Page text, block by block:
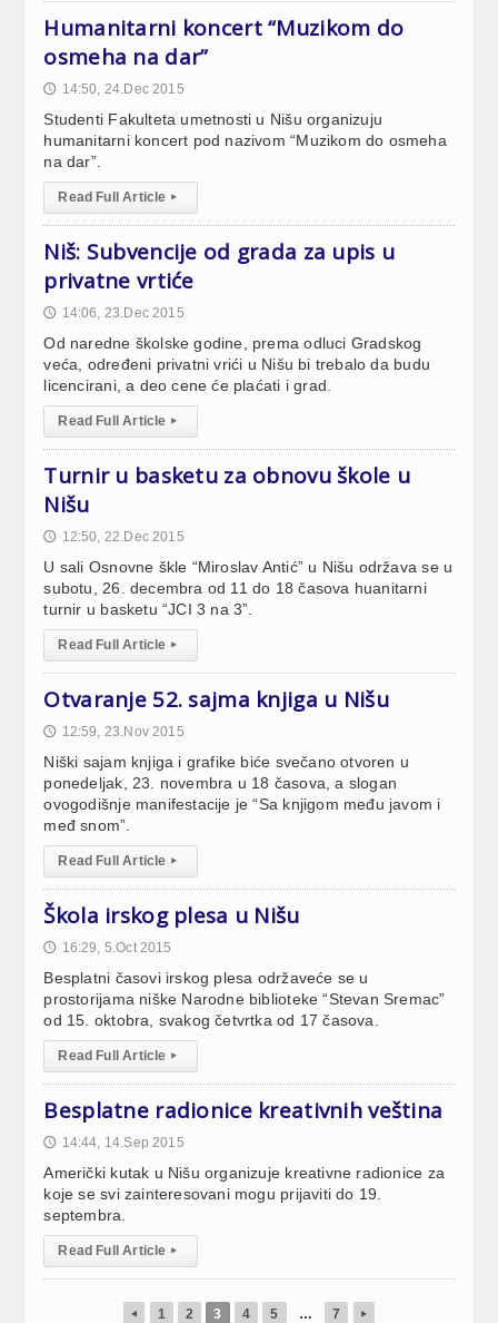
Humanitarni koncert “Muzikom do
osmeha na dar”
🕔 14:50, 24.Dec 2015
Studenti Fakulteta umetnosti u Nišu organizuju
humanitarni koncert pod nazivom “Muzikom do osmeha
na dar”.
Read Full Article ▸
Niš: Subvencije od grada za upis u
privatne vrtiće
🕔 14:06, 23.Dec 2015
Od naredne školske godine, prema odluci Gradskog
veća, određeni privatni vrići u Nišu bi trebalo da budu
licencirani, a deo cene će plaćati i grad.
Read Full Article ▸
Turnir u basketu za obnovu škole u
Nišu
🕔 12:50, 22.Dec 2015
U sali Osnovne škle “Miroslav Antić” u Nišu održava se u
subotu, 26. decembra od 11 do 18 časova huanitarni
turnir u basketu “JCI 3 na 3”.
Read Full Article ▸
Otvaranje 52. sajma knjiga u Nišu
🕔 12:59, 23.Nov 2015
Niški sajam knjiga i grafike biće svečano otvoren u
ponedeljak, 23. novembra u 18 časova, a slogan
ovogodišnje manifestacije je “Sa knjigom među javom i
međ snom”.
Read Full Article ▸
Škola irskog plesa u Nišu
🕔 16:29, 5.Oct 2015
Besplatni časovi irskog plesa održaveće se u
prostorijama niške Narodne biblioteke “Stevan Sremac”
od 15. oktobra, svakog četvrtka od 17 časova.
Read Full Article ▸
Besplatne radionice kreativnih veština
🕔 14:44, 14.Sep 2015
Američki kutak u Nišu organizuje kreativne radionice za
koje se svi zainteresovani mogu prijaviti do 19.
septembra.
Read Full Article ▸
◂ 1 2 3 4 5 … 7 ▸